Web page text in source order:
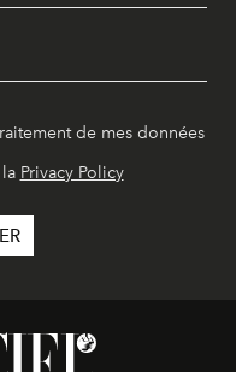
de mes données
Privacy Policy